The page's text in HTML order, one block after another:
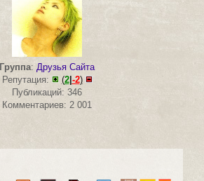
Группа: Друзья Сайта
Репутация:
(2| -2)
Публикаций: 346
Комментариев: 2 001